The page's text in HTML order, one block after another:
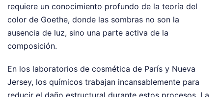
requiere un conocimiento profundo de la teoría del
color de Goethe, donde las sombras no son la
ausencia de luz, sino una parte activa de la
composición.
En los laboratorios de cosmética de París y Nueva
Jersey, los químicos trabajan incansablemente para
reducir el daño estructural durante estos procesos. La